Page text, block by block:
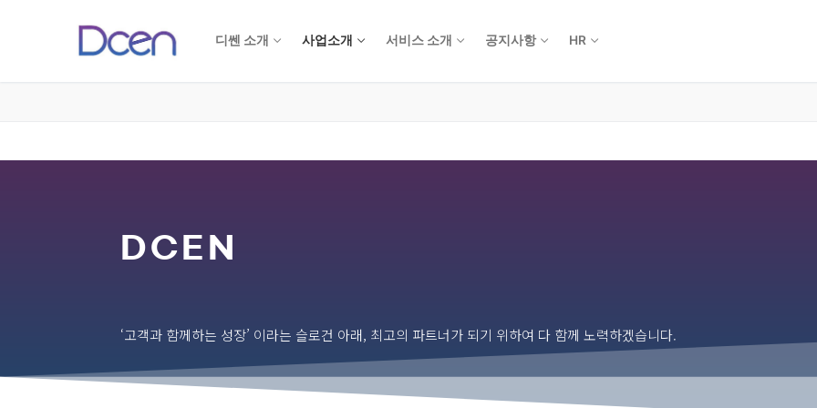
디쎈 소개 사업소개 서비스 소개 공지사항 HR
DCEN
‘고객과 함께하는 성장’ 이라는 슬로건 아래, 최고의 파트너가 되기 위하여 다 함께 노력하겠습니다.